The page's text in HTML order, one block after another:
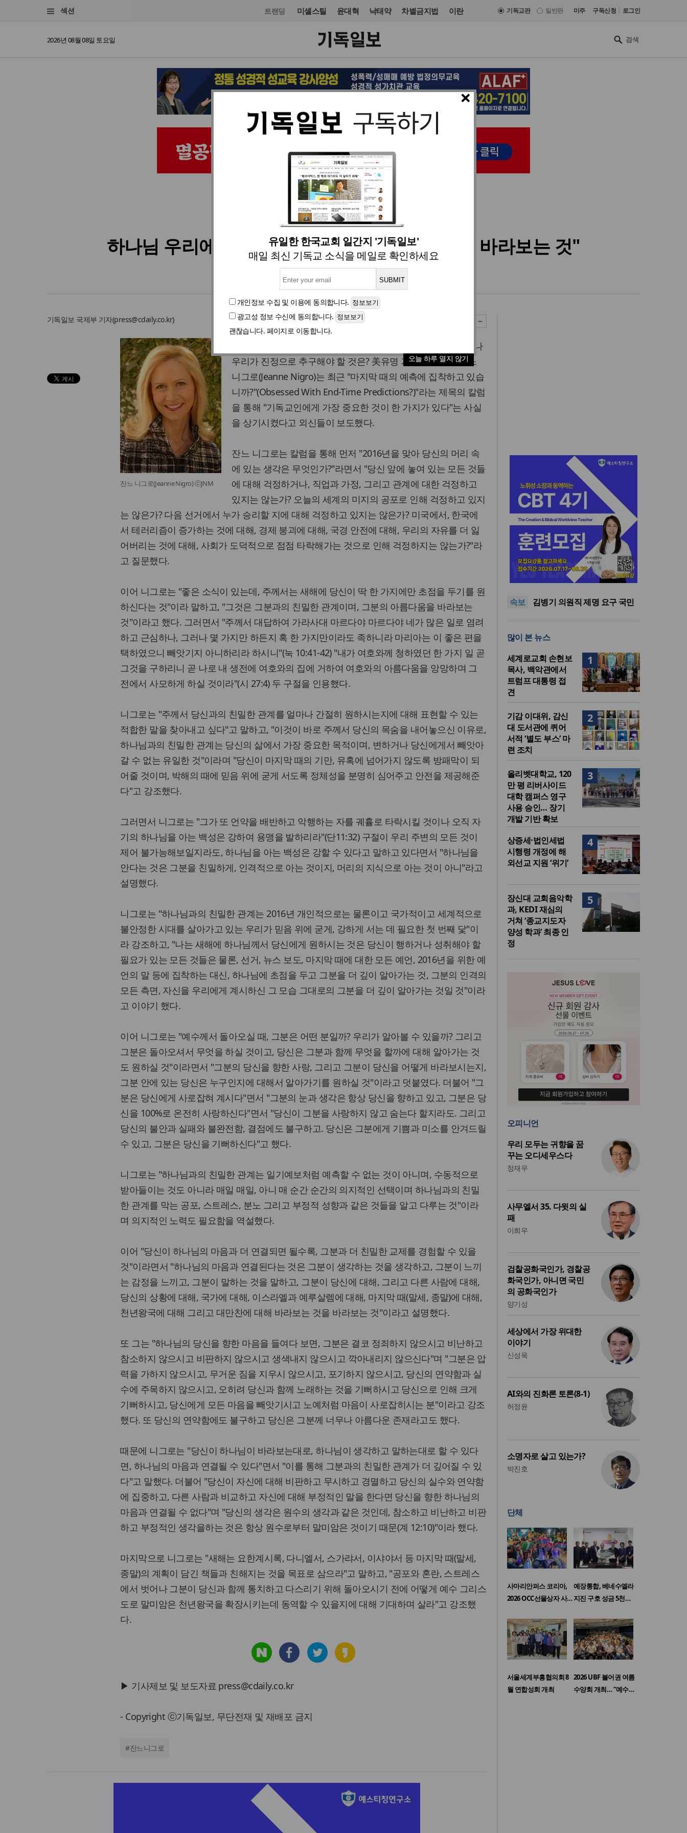
섹션 트랜딩 미셸스틸 윤대혁 낙태약 차별금지법 이란 기독교판 일반판 미주 구독신청 로그인
2026년 08월 08일 토요일
×
유일한 한국교회 일간지 '기독일보'
매일 최신 기독교 소식을 메일로 확인하세요
개인정보 수집 및 이용에 동의합니다.
광고성 정보 수신에 동의합니다.
괜찮습니다. 페이지로 이동합니다.
오늘 하루 열지 않기
교회일반 입력 2016. 01. 20 15:41
하나님 우리에게 원하시는 단 한 가지 "하나님만 바라보는 것"
美유명 기독교 강사 잔느 니그로(Jeanne Nigro) 최신 칼럼
기독일보 국제부 기자(press@cdaily.co.kr)
잔느 니그로(Jeanne Nigro) ⓒJNM
[기독일보 국제부] 복잡한 문제와 여러가지 걱정으로부터 벗어나
우리가 진정으로 추구해야 할 것은? 美유명 기독교 강사인 잔느
니그로(Jeanne Nigro)는 최근 "마지막 때의 예측에 집착하고 있습
니까?"(Obsessed With End-Time Predictions?)"라는 제목의 칼럼
을 통해 "기독교인에게 가장 중요한 것이 한 가지가 있다"는 사실
을 상기시켰다고 외신들이 보도했다.
잔느 니그로는 칼럼을 통해 먼저 "2016년을 맞아 당신의 머리 속
에 있는 생각은 무엇인가?"라면서 "당신 앞에 놓여 있는 모든 것들
에 대해 걱정하거나, 직업과 가정, 그리고 관계에 대한 걱정하고
있지는 않는가? 오늘의 세계의 미지의 공포로 인해 걱정하고 있지
는 않은가? 다음 선거에서 누가 승리할 지에 대해 걱정하고 있지는 않은가? 미국에서, 한국에
서 테러리즘이 증가하는 것에 대해, 경제 붕괴에 대해, 국경 안전에 대해, 우리의 자유를 더 잃
어버리는 것에 대해, 사회가 도덕적으로 점점 타락해가는 것으로 인해 걱정하지는 않는가?"라
고 질문했다.
이어 니그로는 "좋은 소식이 있는데, 주께서는 새해에 당신이 딱 한 가지에만 초점을 두기를 원
하신다는 것"이라 말하고, "그것은 그분과의 친밀한 관계이며, 그분의 아름다움을 바라보는
것"이라고 했다. 그러면서 "주께서 대답하여 가라사대 마르다야 마르다야 네가 많은 일로 염려
하고 근심하나, 그러나 몇 가지만 하든지 혹 한 가지만이라도 족하니라 마리아는 이 좋은 편을
택하였으니 빼앗기지 아니하리라 하시니"(눅 10:41-42) "내가 여호와께 청하였던 한 가지 일 곧
그것을 구하리니 곧 나로 내 생전에 여호와의 집에 거하여 여호와의 아름다움을 앙망하며 그
전에서 사모하게 하실 것이라"(시 27:4) 두 구절을 인용했다.
니그로는 "주께서 당신과의 친밀한 관계를 얼마나 간절히 원하시는지에 대해 표현할 수 있는
적합한 말을 찾아내고 싶다"고 말하고, "이것이 바로 주께서 당신의 목숨을 내어놓으신 이유로,
하나님과의 친밀한 관계는 당신의 삶에서 가장 중요한 목적이며, 변하거나 당신에게서 빼앗아
갈 수 없는 유일한 것"이라며 "당신이 마지막 때의 기만, 유혹에 넘어가지 않도록 방패막이 되
어줄 것이며, 박해의 때에 믿음 위에 굳게 서도록 정체성을 분명히 심어주고 안전을 제공해준
다"고 강조했다.
그러면서 니그로는 "그가 또 언약을 배반하고 악행하는 자를 궤휼로 타락시킬 것이나 오직 자
기의 하나님을 아는 백성은 강하여 용맹을 발하리라"(단11:32) 구절이 우리 주변의 모든 것이
제어 불가능해보일지라도, 하나님을 아는 백성은 강할 수 있다고 말하고 있다면서 "하나님을
안다는 것은 그분을 친밀하게, 인격적으로 아는 것이지, 머리의 지식으로 아는 것이 아니"라고
설명했다.
니그로는 "하나님과의 친밀한 관계는 2016년 개인적으로는 물론이고 국가적이고 세계적으로
불안정한 시대를 살아가고 있는 우리가 믿음 위에 굳게, 강하게 서는 데 필요한 첫 번째 닻"이
라 강조하고, "나는 새해에 하나님께서 당신에게 원하시는 것은 당신이 행하거나 성취해야 할
필요가 있는 모든 것들은 물론, 선거, 뉴스 보도, 마지막 때에 대한 모든 예언, 2016년을 위한 예
언의 말 등에 집착하는 대신, 하나님에 초점을 두고 그분을 더 깊이 알아가는 것, 그분의 인격의
모든 측면, 자신을 우리에게 계시하신 그 모습 그대로의 그분을 더 깊이 알아가는 것일 것"이라
고 이야기 했다.
이어 니그로는 "예수께서 돌아오실 때, 그분은 어떤 분일까? 우리가 알아볼 수 있을까? 그리고
그분은 돌아오셔서 무엇을 하실 것이고, 당신은 그분과 함께 무엇을 할까에 대해 알아가는 것
도 원하실 것"이라면서 "그분의 당신을 향한 사랑, 그리고 그분이 당신을 어떻게 바라보시는지,
그분 안에 있는 당신은 누구인지에 대해서 알아가기를 원하실 것"이라고 덧붙였다. 더불어 "그
분은 당신에게 사로잡혀 계시다"면서 "그분의 눈과 생각은 항상 당신을 향하고 있고, 그분은 당
신을 100%로 온전히 사랑하신다"면서 "당신이 그분을 사랑하지 않고 숨는다 할지라도. 그리고
당신의 불안과 실패와 불완전함, 결점에도 불구하고. 당신은 그분에게 기쁨과 미소를 안겨드릴
수 있고, 그분은 당신을 기뻐하신다"고 했다.
니그로는 "하나님과의 친밀한 관계는 일기예보처럼 예측할 수 없는 것이 아니며, 수동적으로
받아들이는 것도 아니라 매일 매일, 아니 매 순간 순간의 의지적인 선택이며 하나님과의 친밀
한 관계를 막는 공포, 스트레스, 분노 그리고 부정적 성향과 같은 것들을 알고 다루는 것"이라
며 의지적인 노력도 필요함을 역설했다.
이어 "당신이 하나님의 마음과 더 연결되면 될수록, 그분과 더 친밀한 교제를 경험할 수 있을
것"이라면서 "하나님의 마음과 연결된다는 것은 그분이 생각하는 것을 생각하고, 그분이 느끼
는 감정을 느끼고, 그분이 말하는 것을 말하고, 그분이 당신에 대해, 그리고 다른 사람에 대해,
당신의 상황에 대해, 국가에 대해, 이스라엘과 예루살렘에 대해, 마지막 때(말세, 종말)에 대해,
천년왕국에 대해 그리고 대만찬에 대해 바라보는 것을 바라보는 것"이라고 설명했다.
또 그는 "하나님의 당신을 향한 마음을 들여다 보면, 그분은 결코 정죄하지 않으시고 비난하고
참소하지 않으시고 비판하지 않으시고 생색내지 않으시고 깍아내리지 않으신다"며 "그분은 압
력을 가하지 않으시고, 무거운 짐을 지우시 않으시고, 포기하지 않으시고, 당신의 연약함과 실
수에 주목하지 않으시고, 오히려 당신과 함께 노래하는 것을 기뻐하시고 당신으로 인해 크게
기뻐하시고, 당신에게 모든 마음을 빼앗기시고 노예처럼 마음이 사로잡히시는 분"이라고 강조
했다. 또 당신의 연약함에도 불구하고 당신은 그분께 너무나 아름다운 존재라고도 했다.
때문에 니그로는 "당신이 하나님이 바라보는대로, 하나님이 생각하고 말하는대로 할 수 있다
면, 하나님의 마음과 연결될 수 있다"면서 "이를 통해 그분과의 친밀한 관계가 더 깊어질 수 있
다"고 말했다. 더불어 "당신이 자신에 대해 비판하고 무시하고 경멸하고 당신의 실수와 연약함
에 집중하고, 다른 사람과 비교하고 자신에 대해 부정적인 말을 한다면 당신을 향한 하나님의
마음과 연결될 수 없다"며 "당신의 생각은 원수의 생각과 같은 것인데, 참소하고 비난하고 비판
하고 부정적인 생각을하는 것은 항상 원수로부터 말미암은 것이기 때문(계 12:10)"이라 했다.
마지막으로 니그로는 "새해는 요한계시록, 다니엘서, 스가랴서, 이샤야서 등 마지막 때(말세,
종말)의 계획이 담긴 책들과 친해지는 것을 목표로 삼으라"고 말하고, "공포와 혼란, 스트레스
에서 벗어나 그분이 당신과 함께 통치하고 다스리기 위해 돌아오시기 전에 어떻게 예수 그리스
도로 말미암은 천년왕국을 확장시키는데 동역할 수 있을지에 대해 기대하며 살라"고 강조했
다.
▶ 기사제보 및 보도자료 press@cdaily.co.kr
- Copyright ⓒ기독일보, 무단전재 및 재배포 금지
#잔느니그로
속보
기감 이대위, 감신대 도서관에
퀴어서적 ‘별도 부스’ 마련 조치
2026년 상반기 탈북민 입국 63
소
라’ 일부 활동 중단… “중대한 사
김병기 의원직 제명 요구 국민
위한 국가적 자산”
퀴어서적 ‘별도 부스’ 마련 조치
2026년 상반기 탈북민 입국 63
명… 전년 동기 대비 34.4% 감
소
많이 본 뉴스
1
세계로교회 손현보
목사, 백악관에서
트럼프 대통령 접
견
2
기감 이대위, 감신
대 도서관에 퀴어
서적 ‘별도 부스’ 마
련 조치
3
올리벳대학교, 120
만 평 리버사이드
대학 캠퍼스 영구
사용 승인… 장기
개발 기반 확보
4
상증세·법인세법
시행령 개정에 해
외선교 지원 ‘위기’
5
장신대 교회음악학
과, KEDI 재심의
거쳐 ‘종교지도자
양성 학과’ 최종 인
정
오피니언
우리 모두는 귀향을 꿈
꾸는 오디세우스다
정재우
사무엘서 35. 다윗의 실
패
이희우
검찰공화국인가, 경찰공
화국인가, 아니면 국민
의 공화국인가
양기성
세상에서 가장 위대한
이야기
신성욱
AI와의 진화론 토론(8-1)
허정윤
소명자로 살고 있는가?
박진호
단체
사마리안퍼스 코리아,
2026 OCC선물상자 사…
예장통합, 베네수엘라
지진 구호 성금 5천…
서울세계부흥협의회 8
월 연합성회 개최
2026 UBF 불어권 여름
수양회 개최… “예수…